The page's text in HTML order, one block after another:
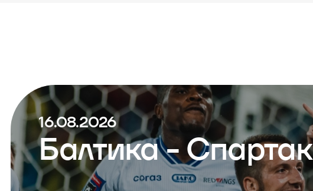
16.08.2026
Балтика - Спартак